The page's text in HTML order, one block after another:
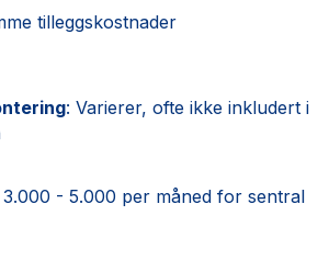
tilleggskostnader
: Varierer, ofte ikke inkludert i
3.000 - 5.000 per måned for sentral